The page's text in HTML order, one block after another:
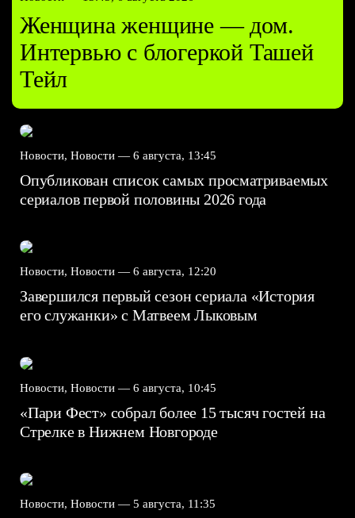
Женщина женщине — дом.
Интервью с блогеркой Ташей
Тейл
Новости, Новости — 6 августа, 13:45
Опубликован список самых просматриваемых
сериалов первой половины 2026 года
Новости, Новости — 6 августа, 12:20
Завершился первый сезон сериала «История
его служанки» с Матвеем Лыковым
Новости, Новости — 6 августа, 10:45
«Пари Фест» собрал более 15 тысяч гостей на
Стрелке в Нижнем Новгороде
Новости, Новости — 5 августа, 11:35